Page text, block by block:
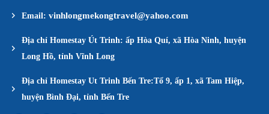
Email: vinhlongmekongtravel@yahoo.com
Địa chỉ Homestay Út Trinh: ấp Hòa Quí, xã Hòa Ninh, huyện
Long Hồ, tỉnh Vĩnh Long
Địa chỉ Homestay Ut Trinh Bến Tre:Tổ 9, ấp 1, xã Tam Hiệp,
huyện Bình Đại, tỉnh Bến Tre